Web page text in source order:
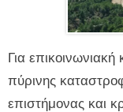
Για επικοινωνιακή
πύρινης
επιστήμονας και